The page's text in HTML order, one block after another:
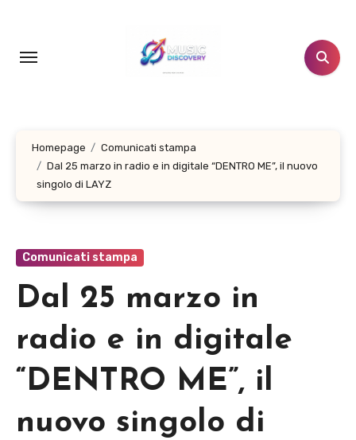
contenuto
Homepage
Comunicati stampa
Dal 25 marzo in radio e in digitale “DENTRO ME”, il nuovo
singolo di LAYZ
Comunicati stampa
Dal 25 marzo in
radio e in digitale
“DENTRO ME”, il
nuovo singolo di